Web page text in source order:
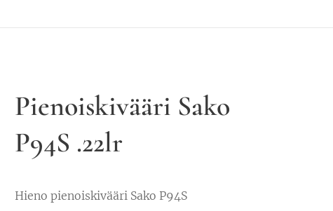
Pienoiskivääri Sako
P94S .22lr
Hieno pienoiskivääri Sako P94S